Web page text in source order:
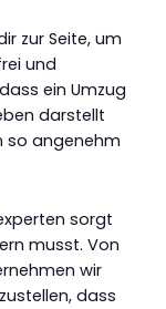
zur Seite, um
und
ein Umzug
darstellt
so angenehm
sorgt
musst. Von
wir
dass